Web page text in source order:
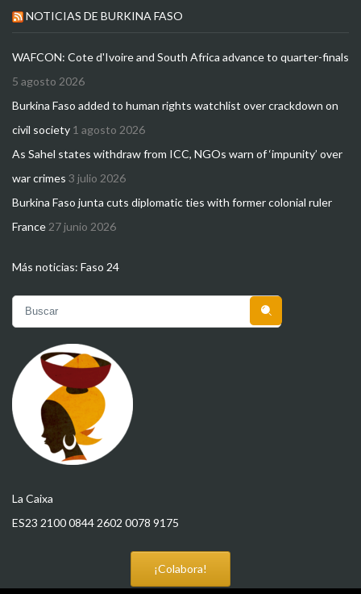
NOTICIAS DE BURKINA FASO
WAFCON: Cote d'Ivoire and South Africa advance to quarter-finals
5 agosto 2026
Burkina Faso added to human rights watchlist over crackdown on
civil society 1 agosto 2026
As Sahel states withdraw from ICC, NGOs warn of ‘impunity’ over
war crimes 3 julio 2026
Burkina Faso junta cuts diplomatic ties with former colonial ruler
France 27 junio 2026
Más noticias: Faso 24

La Caixa
ES23 2100 0844 2602 0078 9175
¡Colabora!